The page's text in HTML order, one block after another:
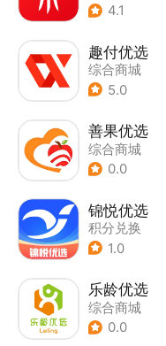
4.1
趣付优选
综合商城
5.0
善果优选
综合商城
0.0
锦悦优选
积分兑换
1.0
乐龄优选
综合商城
0.0